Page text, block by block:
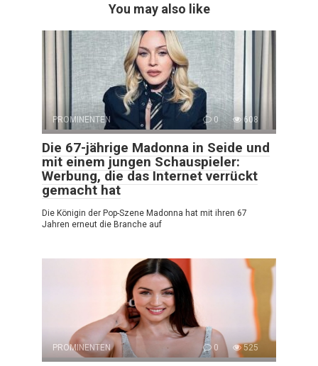
You may also like
PROMINENTEN 0 608
Die 67-jährige Madonna in Seide und
mit einem jungen Schauspieler:
Werbung, die das Internet verrückt
gemacht hat
Die Königin der Pop-Szene Madonna hat mit ihren 67
Jahren erneut die Branche auf
PROMINENTEN 0 525